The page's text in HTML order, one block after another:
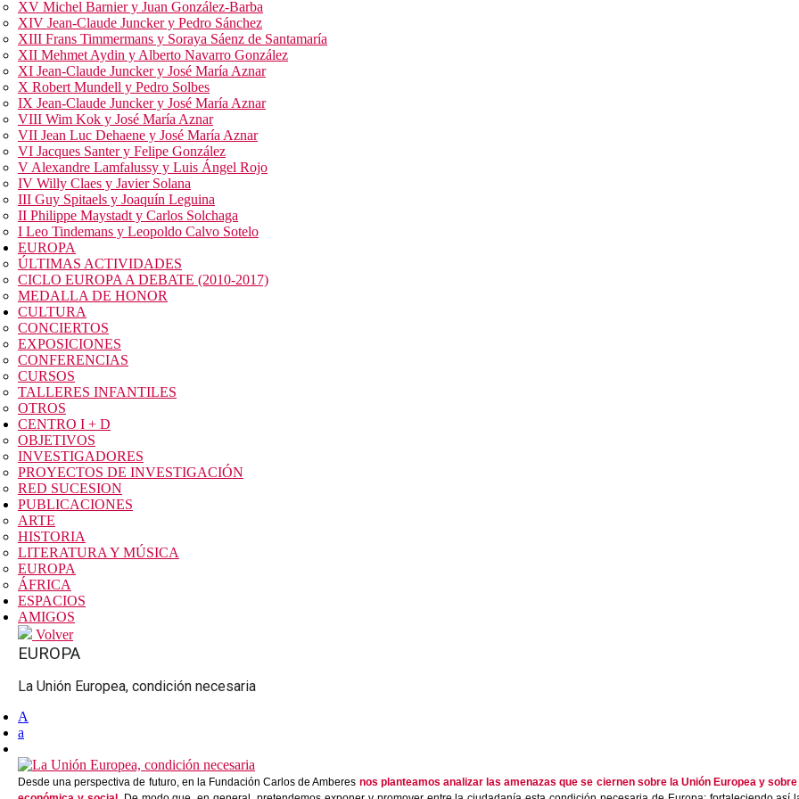
XV Michel Barnier y Juan González-Barba
XIV Jean-Claude Juncker y Pedro Sánchez
XIII Frans Timmermans y Soraya Sáenz de Santamaría
XII Mehmet Aydin y Alberto Navarro González
XI Jean-Claude Juncker y José María Aznar
X Robert Mundell y Pedro Solbes
IX Jean-Claude Juncker y José María Aznar
VIII Wim Kok y José María Aznar
VII Jean Luc Dehaene y José María Aznar
VI Jacques Santer y Felipe González
V Alexandre Lamfalussy y Luis Ángel Rojo
IV Willy Claes y Javier Solana
III Guy Spitaels y Joaquín Leguina
II Philippe Maystadt y Carlos Solchaga
I Leo Tindemans y Leopoldo Calvo Sotelo
EUROPA
ÚLTIMAS ACTIVIDADES
CICLO EUROPA A DEBATE (2010-2017)
MEDALLA DE HONOR
CULTURA
CONCIERTOS
EXPOSICIONES
CONFERENCIAS
CURSOS
TALLERES INFANTILES
OTROS
CENTRO I + D
OBJETIVOS
INVESTIGADORES
PROYECTOS DE INVESTIGACIÓN
RED SUCESION
PUBLICACIONES
ARTE
HISTORIA
LITERATURA Y MÚSICA
EUROPA
ÁFRICA
ESPACIOS
AMIGOS
Volver
EUROPA
La Unión Europea, condición necesaria
A
a
Desde una perspectiva de futuro, en la Fundación Carlos de Amberes nos planteamos analizar las amenazas que se ciernen sobre la Unión Europea y